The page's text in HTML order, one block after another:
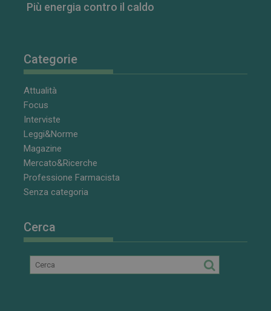
Più energia contro il caldo
Categorie
Attualità
Focus
Interviste
Leggi&Norme
Magazine
Mercato&Ricerche
Professione Farmacista
Senza categoria
Cerca
_ga